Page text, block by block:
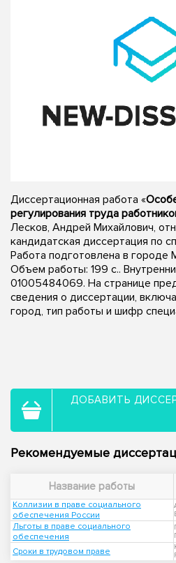
Диссертационная работа «
регулирования труда
Лесков, Андрей Михайлович,
кандидатская диссертация по
Работа подготовлена в городе
Объем работы: 199 с..
01005484069. На странице
сведения о диссертации,
город, тип работы и шифр
ДОБАВИТЬ
Рекомендуемые
Название работы
Коллизии в праве социального
обеспечения России
Льготы в праве социального
обеспечения
Сроки в трудовом праве